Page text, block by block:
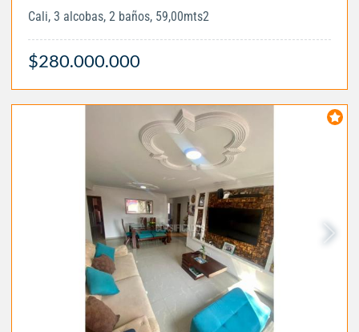
Cali, 3 alcobas, 2 baños, 59,00mts2
$280.000.000